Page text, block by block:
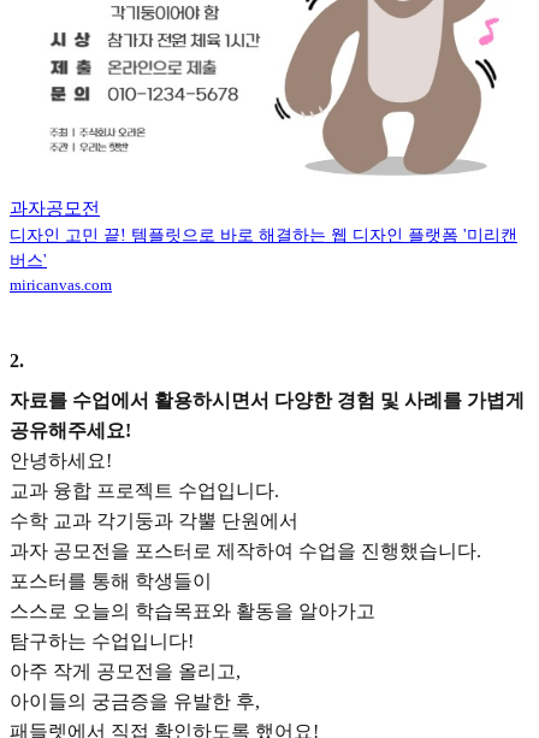
과자공모전
디자인 고민 끝! 템플릿으로 바로 해결하는 웹 디자인 플랫폼 '미리캔
버스'
miricanvas.com
2.
자료를 수업에서 활용하시면서 다양한 경험 및 사례를 가볍게
공유해주세요!
안녕하세요!
교과 융합 프로젝트 수업입니다.
수학 교과 각기둥과 각뿔 단원에서
과자 공모전을 포스터로 제작하여 수업을 진행했습니다.
포스터를 통해 학생들이
스스로 오늘의 학습목표와 활동을 알아가고
탐구하는 수업입니다!
아주 작게 공모전을 올리고,
아이들의 궁금증을 유발한 후,
패들렛에서 직접 확인하도록 했어요!